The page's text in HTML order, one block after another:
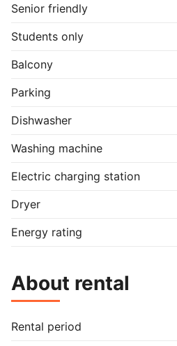
Senior friendly
Students only
Balcony
Parking
Dishwasher
Washing machine
Electric charging station
Dryer
Energy rating
About rental
Rental period